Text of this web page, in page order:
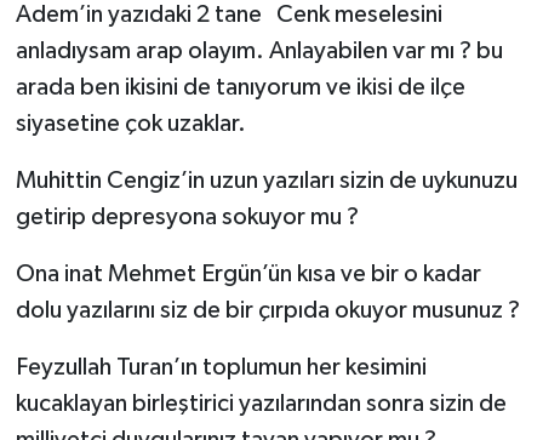
Adem’in yazıdaki 2 tane Cenk meselesini
anladıysam arap olayım. Anlayabilen var mı ? bu
arada ben ikisini de tanıyorum ve ikisi de ilçe
siyasetine çok uzaklar.
Muhittin Cengiz’in uzun yazıları sizin de uykunuzu
getirip depresyona sokuyor mu ?
Ona inat Mehmet Ergün’ün kısa ve bir o kadar
dolu yazılarını siz de bir çırpıda okuyor musunuz ?
Feyzullah Turan’ın toplumun her kesimini
kucaklayan birleştirici yazılarından sonra sizin de